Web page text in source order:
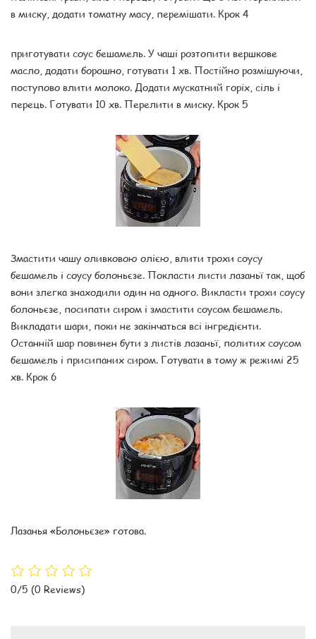
в миску, додати томатну масу, перемішати. Крок 4
приготувати соус бешамель. У чаші розтопити вершкове
масло, додати борошно, готувати 1 хв. Постійно розмішуючи,
поступово влити молоко. Додати мускатний горіх, сіль і
перець. Готувати 10 хв. Перелити в миску. Крок 5
Змастити чашу оливковою олією, влити трохи соусу
бешамель і соусу болоньєзе. Покласти листи лазаньї так, щоб
вони злегка знаходили один на одного. Викласти трохи соусу
болоньєзе, посипати сиром і змастити соусом бешамель.
Викладати шари, поки не закінчаться всі інгредієнти.
Останній шар повинен бути з листів лазаньї, политих соусом
бешамель і присипаних сиром. Готувати в тому ж режимі 25
хв. Крок 6
Лазанья «Болоньєзе» готова.
0/5 (0 Reviews)